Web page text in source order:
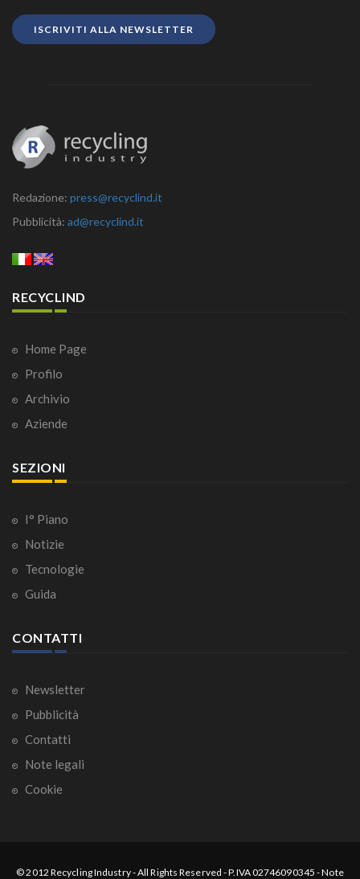
ISCRIVITI ALLA NEWSLETTER
Redazione: press@recyclind.it
Pubblicità: ad@recyclind.it
RECYCLIND
Home Page
Profilo
Archivio
Aziende
SEZIONI
I° Piano
Notizie
Tecnologie
Guida
CONTATTI
Newsletter
Pubblicità
Contatti
Note legali
Cookie
© 2012 Recycling Industry-All Rights Reserved - P.IVA 02746090345 -Note